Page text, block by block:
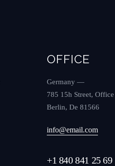
OFFICE
Germany —
785 15h Street,
Berlin, De 81566
info@email.com
+1 840 841 25 69